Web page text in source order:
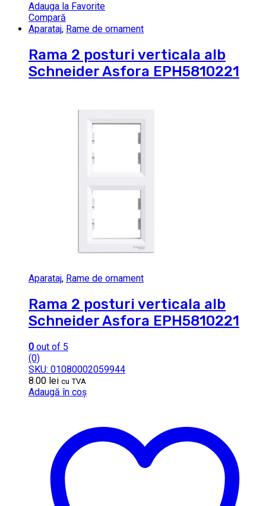
Adauga la Favorite
Compară
Aparataj, Rame de ornament
Rama 2 posturi verticala alb
Schneider Asfora EPH5810221
Aparataj, Rame de ornament
Rama 2 posturi verticala alb
Schneider Asfora EPH5810221
0 out of 5
(0)
SKU: 01080002059944
8.00 lei cu TVA
Adaugă în coș